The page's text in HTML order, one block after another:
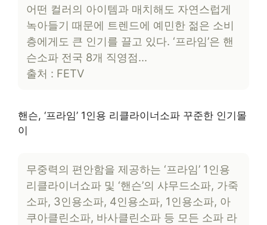
어떤 컬러의 아이템과 매치해도 자연스럽게
녹아들기 때문에 트렌드에 예민한 젊은 소비
층에게도 큰 인기를 끌고 있다. ‘프라임’은 핸
슨소파 전국 8개 직영점…
출처 : FETV
핸슨, ‘프라임’ 1인용 리클라이너소파 꾸준한 인기몰
이
무중력의 편안함을 제공하는 ‘프라임’ 1인용
리클라이너쇼파 및 ‘핸슨’의 샤무드소파, 가죽
소파, 3인용소파, 4인용소파, 1인용소파, 아
쿠아클린소파, 바사클린소파 등 모든 소파 라